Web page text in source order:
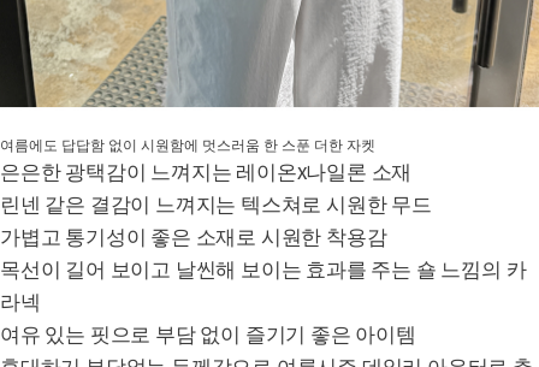
여름에도 답답함 없이 시원함에 멋스러움 한 스푼 더한 자켓
은은한 광택감이 느껴지는 레이온x나일론 소재
린넨 같은 결감이 느껴지는 텍스쳐로 시원한 무드
가볍고 통기성이 좋은 소재로 시원한 착용감
목선이 길어 보이고 날씬해 보이는 효과를 주는 숄 느낌의 카
라넥
여유 있는 핏으로 부담 없이 즐기기 좋은 아이템